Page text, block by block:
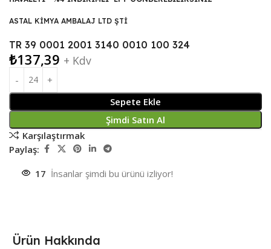
ASTAL KİMYA AMBALAJ LTD ŞTİ
TR 39 0001 2001 3140 0010 100 324
₺137,39 + Kdv
Sepete Ekle
Şimdi Satın Al
Karşılaştırmak
Paylaş:
17 İnsanlar şimdi bu ürünü izliyor!
Ürün Hakkında